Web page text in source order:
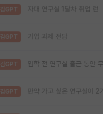
김GPT 자대 연구실 1달차 취업 런
김GPT 기업 과제 전담
김GPT 입학 전 연구실 출근 동안
김GPT 만약 가고 싶은 연구실이 2